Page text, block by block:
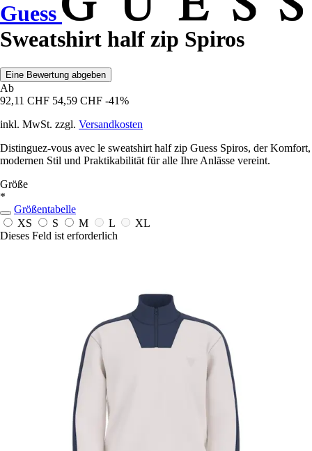
Guess
Sweatshirt half zip Spiros
Eine Bewertung abgeben
Ab
92,11 CHF 54,59 CHF -41%
inkl. MwSt. zzgl. Versandkosten
Distinguez-vous avec le sweatshirt half zip Guess Spiros, der Komfort,
modernen Stil und Praktikabilität für alle Ihre Anlässe vereint.
Größe
*
Größentabelle
XS
S M L
XL
Dieses Feld ist erforderlich